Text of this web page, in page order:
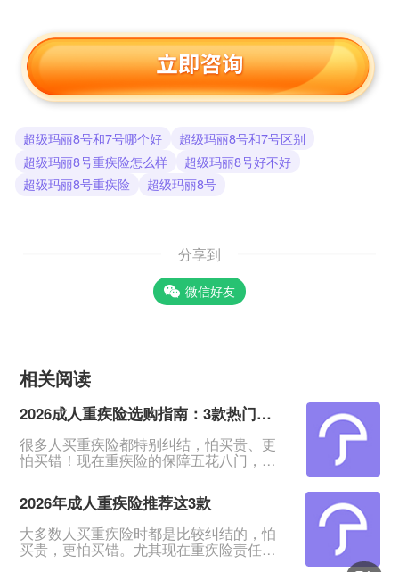
超级玛丽8号和7号哪个好
超级玛丽8号和7号区别
超级玛丽8号重疾险怎么样
超级玛丽8号好不好
超级玛丽8号重疾险
超级玛丽8号
分享到
微信好友
相关阅读
2026成人重疾险选购指南：3款热门产品全面测评
很多人买重疾险都特别纠结，怕买贵、更
怕买错！现在重疾险的保障五花八门，条
专门对比整理了2026年市面上口碑、性价
比都靠前的3款成人重疾险，不管你是预算
有限、身体健康，还是身体有点小异常、
不好投保，都能从中挑到合适的。&nbsp;
一、君龙超级玛丽16号Pro：普通人首选，
2026年成人重疾险推荐这3款
大多数人买重疾险时都是比较纠结的，怕
买贵，更怕买错。尤其现在重疾险责任越